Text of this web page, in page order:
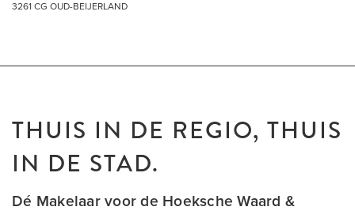
3261 CG OUD-BEIJERLAND
THUIS IN DE REGIO, THUIS
IN DE STAD.
Dé Makelaar voor de Hoeksche Waard &